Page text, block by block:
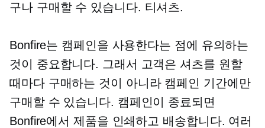
구나 구매할 수 있습니다. 티셔츠.
Bonfire는 캠페인을 사용한다는 점에 유의하는
것이 중요합니다. 그래서 고객은 셔츠를 원할
때마다 구매하는 것이 아니라 캠페인 기간에만
구매할 수 있습니다. 캠페인이 종료되면
Bonfire에서 제품을 인쇄하고 배송합니다. 여러